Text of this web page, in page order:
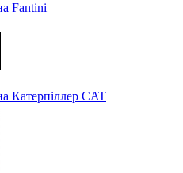
Fantini
Катерпіллер CAT